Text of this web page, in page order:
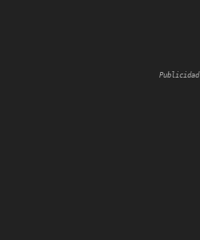
Publicidad